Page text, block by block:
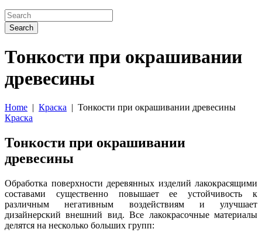
Search
Тонкости при окрашивании
древесины
Home | Краска | Тонкости при окрашивании древесины
Краска
Тонкости при окрашивании
древесины
Обработка поверхности деревянных изделий лакокрасящими
составами существенно повышает ее устойчивость к
различным негативным воздействиям и улучшает
дизайнерский внешний вид. Все лакокрасочные материалы
делятся на несколько больших групп: